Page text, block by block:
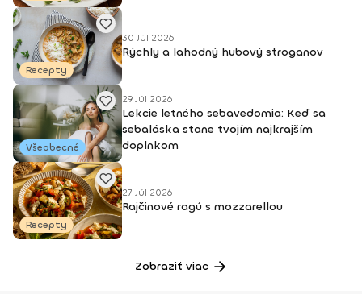
Recepty
30 Júl 2026
Rýchly a lahodný hubový stroganov
Všeobecné
29 Júl 2026
Lekcie letného sebavedomia: Keď sa
sebaláska stane tvojím najkrajším
doplnkom
Recepty
27 Júl 2026
Rajčinové ragú s mozzarellou
Zobraziť viac